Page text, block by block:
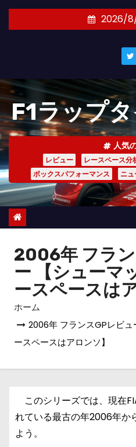
キ
ッ
プ
2026/
F1ラップ
人気
レビュー レースペース分
ボックスパフォーマンス
ニュ
2006年 フラ
ー 【シューマ
ースペースは
ホーム
2006年 フランスGPレビ
ースペースはアロンソ】
このシリーズでは、現在
れている最古の年2006年か
よう。